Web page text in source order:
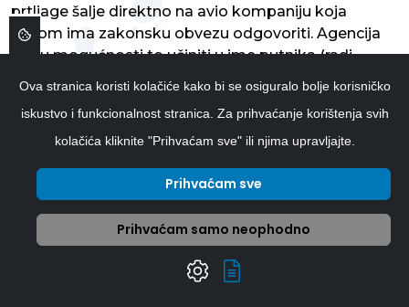
prtljage šalje direktno na avio kompaniju koja
potom ima zakonsku obvezu odgovoriti. Agencija
nije u mogućnosti to učiniti u ime putnika (radi
GDPR-a i zaštite privatnosti) te ukoliko dođe do
direktno na račun putnika. Naknadna prijava štete
na prtljazi obično nije prihvaćena jer se oštećenje
moglo dogoditi u bilo kojem trenutku od zračne
luke do prebivališta putnika. Ukoliko ste uplatili
obeštećenje od osiguravajuće kuće, no morate im
Ova stranica koristi kolačiće kako bi se osiguralo bolje korisničko
iskustvo i funkcionalnost stranica. Za prihvaćanje korištenja svih
kolačića kliknite "Prihvaćam sve" ili njima upravljajte.
Prihvaćam sve
Prihvaćam samo neophodno